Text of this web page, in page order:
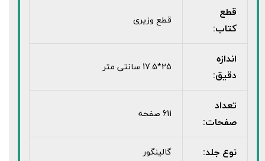
قطع
کتاب:
قطع وزیری
اندازه
دقیق:
25*17.5 سانتی متر
تعداد
صفحات:
611 صفحه
نوع جلد: گالینگور